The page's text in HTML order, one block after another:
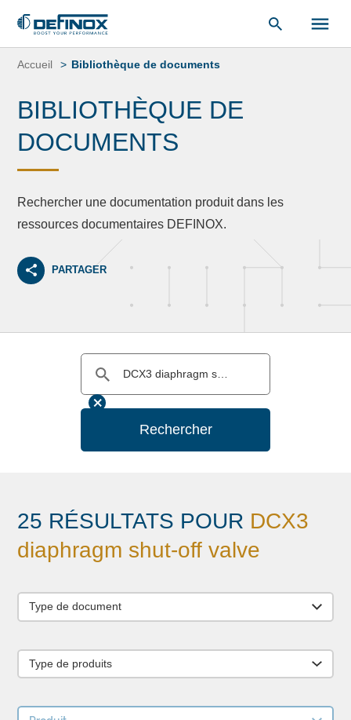
Aller
«Bibliothèque de documents
Accueil Bibliothèque de documents
BIBLIOTHÈQUE DE
DOCUMENTS
Rechercher une documentation produit dans les
ressources documentaires DEFINOX.
PARTAGER
Rechercher
25 RÉSULTATS POUR DCX3
diaphragm shut-off valve
Type de document
Type de produits